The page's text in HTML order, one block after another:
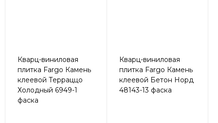
Кварц-виниловая
плитка Fargo Камень
клеевой Терраццо
Холодный 6949-1
фаска
Кварц-виниловая
плитка Fargo Камень
клеевой Бетон Норд
48143-13 фаска